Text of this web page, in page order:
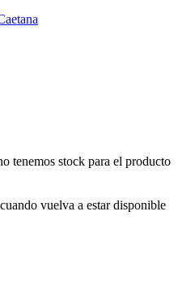
tenemos stock para el producto
vuelva a estar disponible